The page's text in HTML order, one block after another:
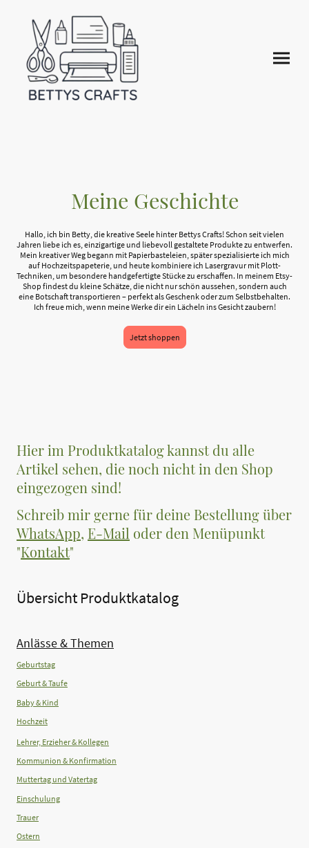
Meine Geschichte
Hallo, ich bin Betty, die kreative Seele hinter Bettys Crafts! Schon seit vielen
Jahren liebe ich es, einzigartige und liebevoll gestaltete Produkte zu entwerfen.
Mein kreativer Weg begann mit Papierbasteleien, später spezialisierte ich mich
auf Hochzeitspapeterie, und heute kombiniere ich Lasergravur mit Plott-
Techniken, um besondere handgefertigte Stücke zu erschaffen. In meinem Etsy-
Shop findest du kleine Schätze, die nicht nur schön aussehen, sondern auch
eine Botschaft transportieren – perfekt als Geschenk oder zum Selbstbehalten.
Ich freue mich, wenn meine Werke dir ein Lächeln ins Gesicht zaubern!
Jetzt shoppen
Hier im Produktkatalog kannst du alle
Artikel sehen, die noch nicht in den Shop
eingezogen sind!
Schreib mir gerne für deine Bestellung über
WhatsApp, E-Mail oder den Menüpunkt
"Kontakt"
Übersicht Produktkatalog
Anlässe & Themen
Geburtstag
Geburt & Taufe
Baby & Kind
Hochzeit
Lehrer, Erzieher & Kollegen
Kommunion & Konfirmation
Muttertag und Vatertag
Einschulung
Trauer
Ostern